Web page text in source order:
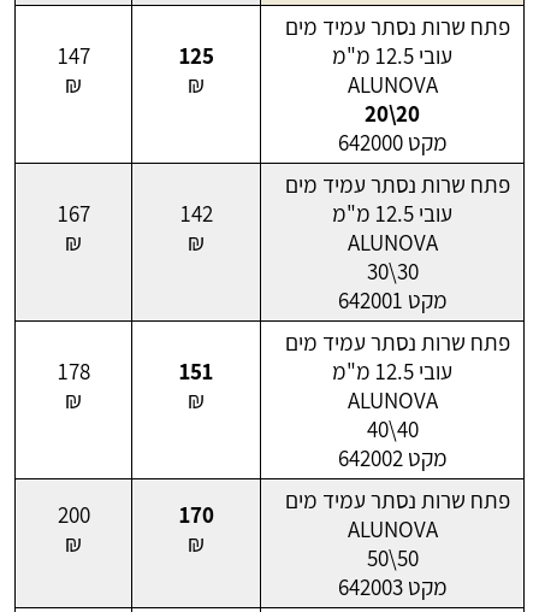
פתח שרות נסתר עמיד מים
עובי 12.5 מ"מ
ALUNOVA
20\20
מקט 642000
125
₪
147
₪
פתח שרות נסתר עמיד מים
עובי 12.5 מ"מ
ALUNOVA
30\30
מקט 642001
142
₪
167
₪
פתח שרות נסתר עמיד מים
עובי 12.5 מ"מ
ALUNOVA
40\40
מקט 642002
151
₪
178
₪
פתח שרות נסתר עמיד מים
ALUNOVA
50\50
מקט 642003
170
₪
200
₪